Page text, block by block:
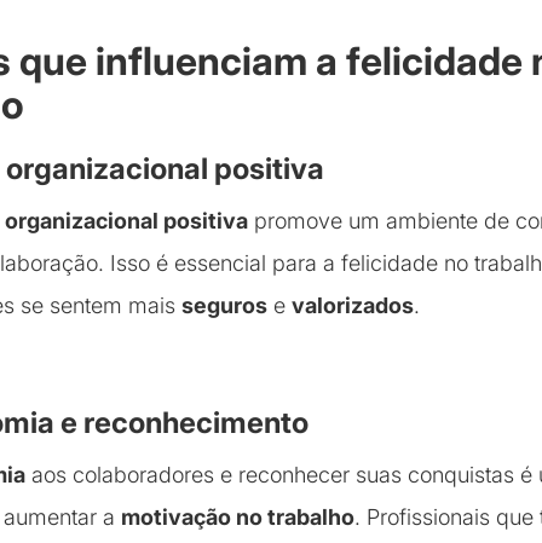
que influenciam a felicidade
organizacional positiva
positiva promove um ambiente de
Isso é essencial para a felicidade no
se sentem mais seguros e valorizados.
e reconhecimento
aos colaboradores e reconhecer suas conquistas é
a motivação no trabalho. Profissionais que